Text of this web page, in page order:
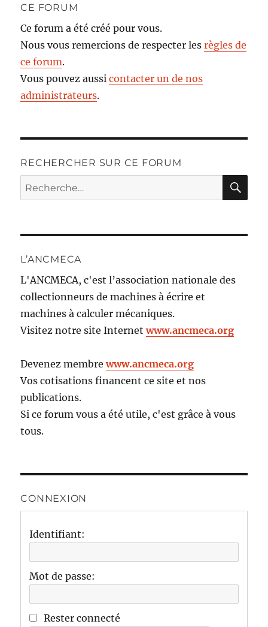
CE FORUM
Ce forum a été créé pour vous.
Nous vous remercions de respecter lesrègles de
ce forum.
Vous pouvez aussicontacter un de nos
administrateurs.
RECHERCHER SUR CE FORUM
Recherche
pour :
L’ANCMECA
L'ANCMECA, c'est l’association nationale des
collectionneurs de machines à écrire et
machines à calculer mécaniques.
Visitez notre site Internetwww.ancmeca.org
Devenez membrewww.ancmeca.org
Vos cotisations financent ce site et nos
publications.
Si ce forum vous a été utile, c'est grâce à vous
tous.
CONNEXION
Identifiant:
Mot de passe:
Rester connecté